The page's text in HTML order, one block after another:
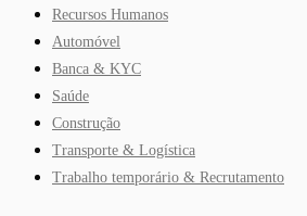
Recursos Humanos
Automóvel
Banca & KYC
Saúde
Construção
Transporte & Logística
Trabalho temporário & Recrutamento